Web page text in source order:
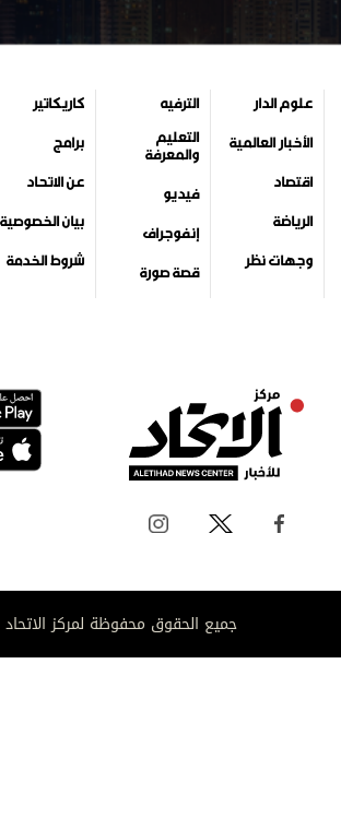
علوم الدار
الأخبار العالمية
اقتصاد
الرياضة
وجهات نظر
الترفيه
التعليم
والمعرفة
فيديو
إنفوجراف
قصة صورة
كاريكاتير
برامج
عن الاتحاد
بيان الخصوصية
شروط الخدمة
جميع الحقوق محفوظة لمركز الاتحاد